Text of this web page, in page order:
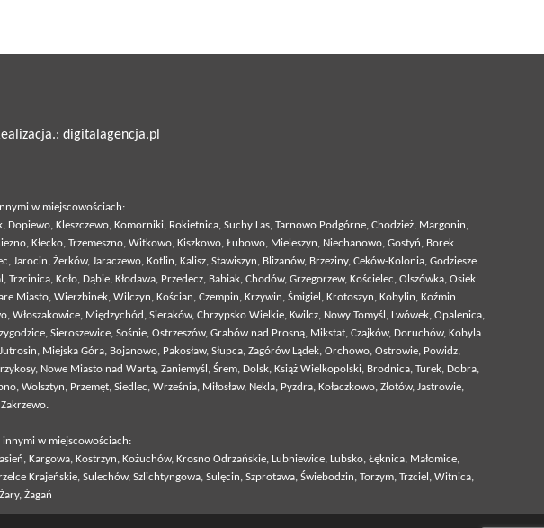
digitalagencja.pl
w miejscowościach:
Kleszczewo, Komorniki, Rokietnica, Suchy Las, Tarnowo Podgórne, Chodzież, Margonin,
Kłecko, Trzemeszno, Witkowo, Kiszkowo, Łubowo, Mieleszyn, Niechanowo, Gostyń, Borek
Żerków, Jaraczewo, Kotlin, Kalisz, Stawiszyn, Blizanów, Brzeziny, Ceków-Kolonia, Godziesze
Koło, Dąbie, Kłodawa, Przedecz, Babiak, Chodów, Grzegorzew, Kościelec, Olszówka, Osiek
Miasto, Wierzbinek, Wilczyn, Kościan, Czempin, Krzywin, Śmigiel, Krotoszyn, Kobylin, Koźmin
Międzychód, Sieraków, Chrzypsko Wielkie, Kwilcz, Nowy Tomyśl, Lwówek, Opalenica,
Sieroszewice, Sośnie, Ostrzeszów, Grabów nad Prosną, Mikstat, Czajków, Doruchów, Kobyla
Miejska Góra, Bojanowo, Pakosław, Słupca, Zagórów Lądek, Orchowo, Ostrowie, Powidz,
Nowe Miasto nad Wartą, Zaniemyśl, Śrem, Dolsk, Książ Wielkopolski, Brodnica, Turek, Dobra,
Wolsztyn, Przemęt, Siedlec, Września, Miłosław, Nekla, Pyzdra, Kołaczkowo, Złotów, Jastrowie,
innymi w miejscowościach:
Kargowa, Kostrzyn, Kożuchów, Krosno Odrzańskie, Lubniewice, Lubsko, Łęknica, Małomice,
Krajeńskie, Sulechów, Szlichtyngowa, Sulęcin, Szprotawa, Świebodzin, Torzym, Trzciel, Witnica,
Żagań